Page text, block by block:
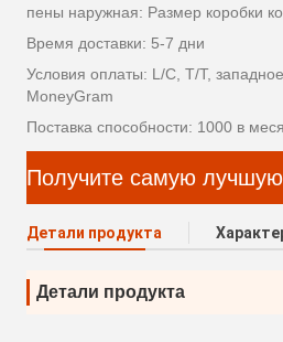
пены наружная: Размер коробки
Время доставки: 5-7 дни
Условия оплаты: L/C, T/T,
MoneyGram
Поставка способности: 1000 в
Получите самую
Детали продукта
Детали продукта